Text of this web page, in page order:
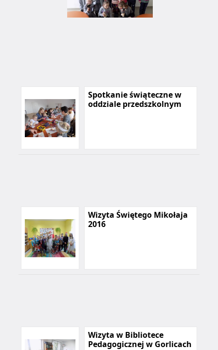
Spotkanie świąteczne w
oddziale przedszkolnym
Wizyta Świętego Mikołaja
2016
Wizyta w Bibliotece
Pedagogicznej w Gorlicach